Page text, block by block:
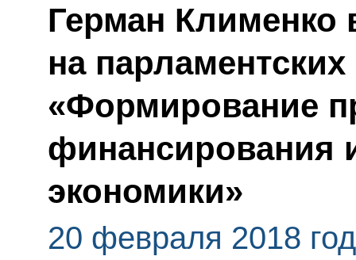
Герман Клименко
на
«Формирование
финансирования
экономики»
20 февраля 2018